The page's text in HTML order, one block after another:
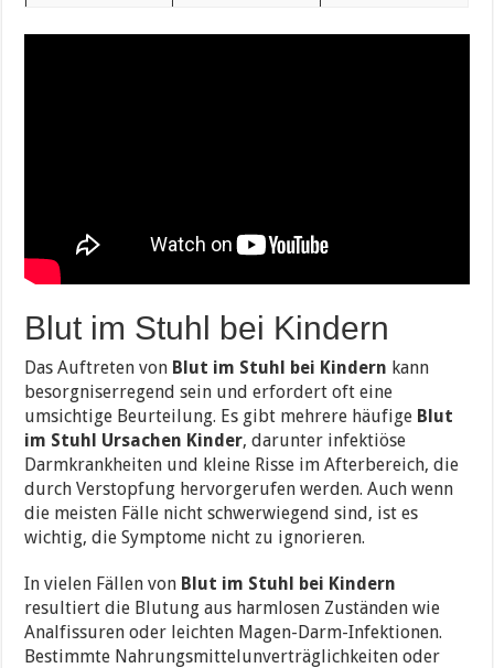
Blut im Stuhl bei Kindern
Das Auftreten von Blut im Stuhl bei Kindern kann
besorgniserregend sein und erfordert oft eine
umsichtige Beurteilung. Es gibt mehrere häufige Blut
im Stuhl Ursachen Kinder, darunter infektiöse
Darmkrankheiten und kleine Risse im Afterbereich, die
durch Verstopfung hervorgerufen werden. Auch wenn
die meisten Fälle nicht schwerwiegend sind, ist es
wichtig, die Symptome nicht zu ignorieren.
In vielen Fällen von Blut im Stuhl bei Kindern
resultiert die Blutung aus harmlosen Zuständen wie
Analfissuren oder leichten Magen-Darm-Infektionen.
Bestimmte Nahrungsmittelunverträglichkeiten oder